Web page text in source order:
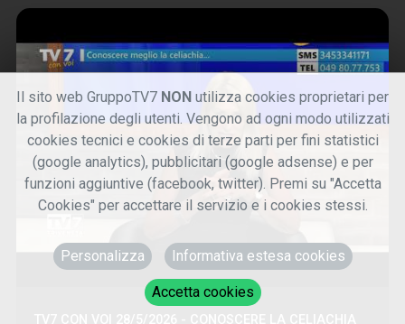
Il sito web GruppoTV7 NON utilizza cookies proprietari per
la profilazione degli utenti. Vengono ad ogni modo utilizzati
cookies tecnici e cookies di terze parti per fini statistici
(google analytics), pubblicitari (google adsense) e per
funzioni aggiuntive (facebook, twitter). Premi su "Accetta
Cookies" per accettare il servizio e i cookies stessi.
Personalizza Informativa estesa cookies
Accetta cookies